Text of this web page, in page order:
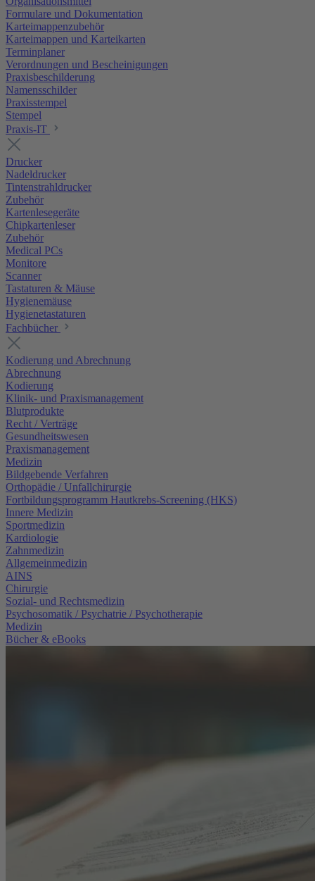
Formulare und Dokumentation
Karteimappenzubehör
Karteimappen und Karteikarten
Terminplaner
Verordnungen und Bescheinigungen
Praxisbeschilderung
Namensschilder
Praxisstempel
Stempel
Praxis-IT
Drucker
Nadeldrucker
Tintenstrahldrucker
Zubehör
Kartenlesegeräte
Chipkartenleser
Zubehör
Medical PCs
Monitore
Scanner
Tastaturen & Mäuse
Hygienemäuse
Hygienetastaturen
Fachbücher
Kodierung und Abrechnung
Abrechnung
Kodierung
Klinik- und Praxismanagement
Blutprodukte
Recht / Verträge
Gesundheitswesen
Praxismanagement
Medizin
Bildgebende Verfahren
Orthopädie / Unfallchirurgie
Fortbildungsprogramm Hautkrebs-Screening (HKS)
Innere Medizin
Sportmedizin
Kardiologie
Zahnmedizin
Allgemeinmedizin
AINS
Chirurgie
Sozial- und Rechtsmedizin
Psychosomatik / Psychatrie / Psychotherapie
Medizin
Bücher & eBooks